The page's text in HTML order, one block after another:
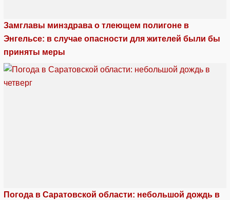
Замглавы минздрава о тлеющем полигоне в
Энгельсе: в случае опасности для жителей были бы
приняты меры
Погода в Саратовской области: небольшой дождь в